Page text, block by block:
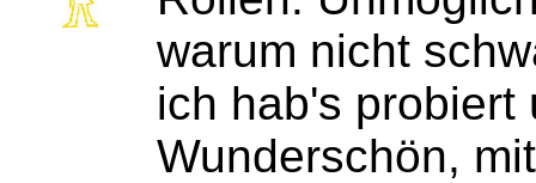
warum nicht
ich hab's probiert
Wunderschön,